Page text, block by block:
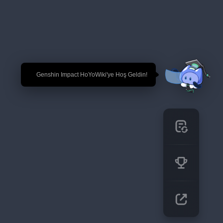
🎉 Genshin Impact HoYoWiki'ye Hoş Geldin!